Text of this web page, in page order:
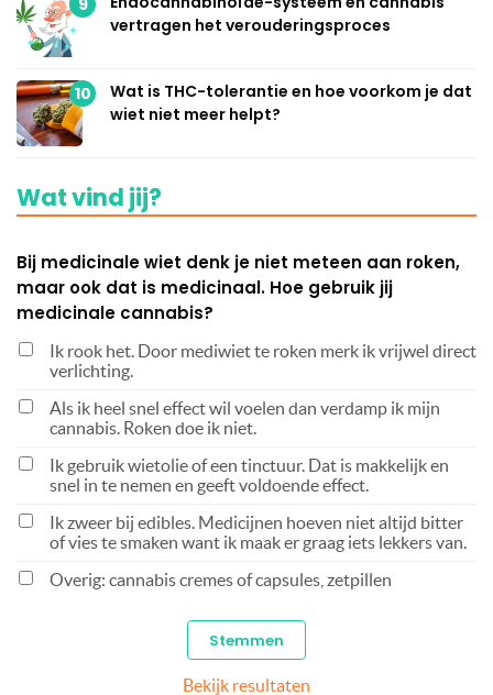
vertragen het verouderingsproces
10
Wat is THC-tolerantie en hoe voorkom je dat
wiet niet meer helpt?
Wat vind jij?
Bij medicinale wiet denk je niet meteen aan roken,
maar ook dat is medicinaal. Hoe gebruik jij
medicinale cannabis?
Ik rook het. Door mediwiet te roken merk ik vrijwel direct
verlichting.
Als ik heel snel effect wil voelen dan verdamp ik mijn
cannabis. Roken doe ik niet.
Ik gebruik wietolie of een tinctuur. Dat is makkelijk en
snel in te nemen en geeft voldoende effect.
Ik zweer bij edibles. Medicijnen hoeven niet altijd bitter
of vies te smaken want ik maak er graag iets lekkers van.
Overig: cannabis cremes of capsules, zetpillen
Bekijk resultaten